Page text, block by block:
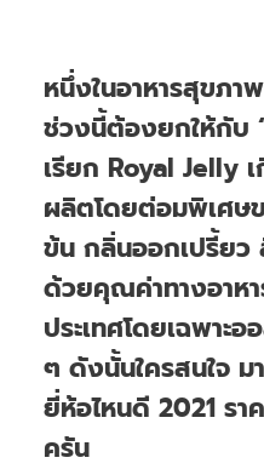
หนึ่งในอาหารสุขภา
ช่วงนี้ต้องยกให้กับ
เรียก Royal Jelly
ผลิตโดยต่อมพิเศ
ข้น กลิ่นออกเปรี้ยว
ด้วยคุณค่าทางอาห
ประเทศโดยเฉพาะ
ๆ ดังนั้นใครสนใจ
ยี่ห้อไหนดี 2021 ร
ครัน